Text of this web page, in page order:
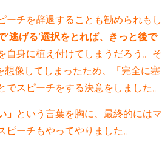
チを辞退することも勧められもし
‘逃げる‘選択をとれば、きっと後で
自身に植え付けてしまうだろう。そ
像してしまったため、「完全に塞
スピーチをする決意をしました。
」 という言葉を胸に、最終的にはマ
ーチもやってやりました。